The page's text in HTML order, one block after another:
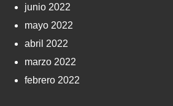
junio 2022
mayo 2022
abril 2022
marzo 2022
febrero 2022